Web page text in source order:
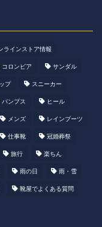
ラインストア情報
コロンビア サンダル
プ スニーカー
パンプス ヒール
メンズ レインブーツ
仕事靴 冠婚葬祭
旅行 楽ちん
雨の日 雨・雪
靴屋でよくある質問